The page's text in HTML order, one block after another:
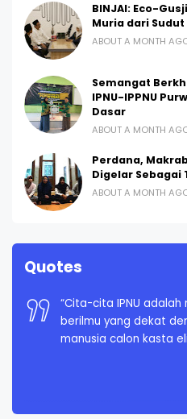
BINJAI: Eco-
Muria dari
ABOUT A MONTH
Semangat
IPNU-IPPNU
Dasar
ABOUT A MONTH
Perdana,
Digelar Sebagai
ABOUT A MONTH
Quotes
“Cita-cita IPNU
berilmu yang dekat
manusia calon kasta